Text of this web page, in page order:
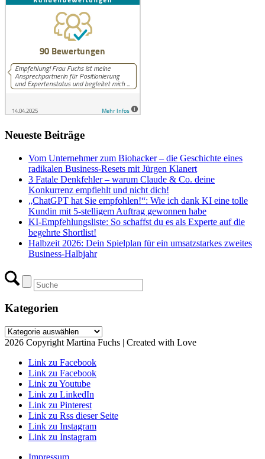
Neueste Beiträge
Vom Unternehmer zum Biohacker – die Geschichte eines
radikalen Business-Resets mit Jürgen Klanert
3 Fatale Denkfehler – warum Claude & Co. deine
Konkurrenz empfiehlt und nicht dich!
„ChatGPT hat Sie empfohlen!“: Wie ich dank KI eine tolle
Kundin mit 5-stelligem Auftrag gewonnen habe
KI-Empfehlungsliste: So schaffst du es als Experte auf die
begehrte Shortlist!
Halbzeit 2026: Dein Spielplan für ein umsatzstarkes zweites
Business-Halbjahr
Kategorien
Kategorien
2026 Copyright Martina Fuchs | Created with Love
Link zu Facebook
Link zu Facebook
Link zu Youtube
Link zu LinkedIn
Link zu Pinterest
Link zu Rss dieser Seite
Link zu Instagram
Link zu Instagram
Impressum